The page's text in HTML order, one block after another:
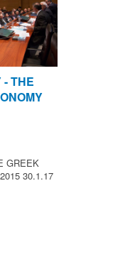
- ΤΗΕ
GREEK
30.1.17